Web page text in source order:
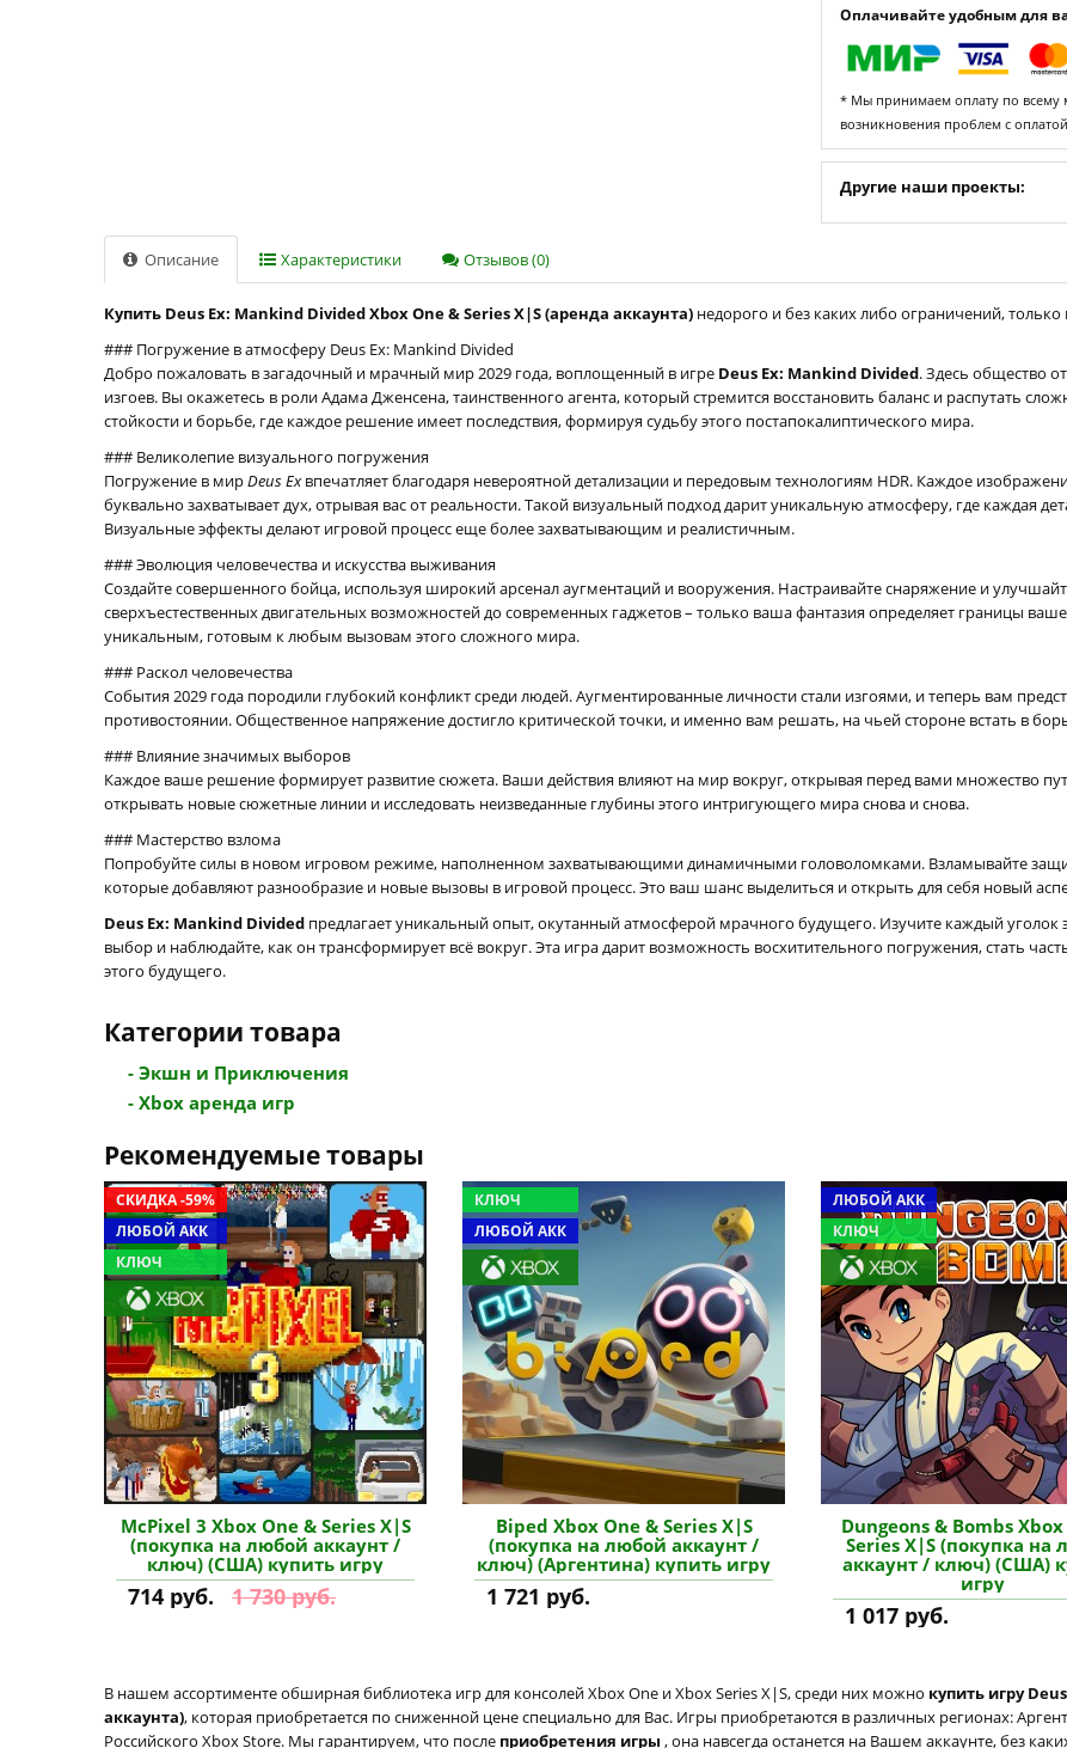
Оплачивайте удобным для
* Мы принимаем оплату по всему
возникновения проблем с
Другие наши проекты:
Описание Характеристики Отзывов (0)
Купить Deus Ex: Mankind Divided Xbox One & Series X|S (аренда аккаунта) недорого и без каких либо ограничений,
### Погружение в атмосферу Deus Ex: Mankind Divided
Добро пожаловать в загадочный и мрачный мир 2029 года, воплощенный в игре Deus Ex: Mankind Divided. Здесь общество
изгоев. Вы окажетесь в роли Адама Дженсена, таинственного агента, который стремится восстановить баланс и распутать
стойкости и борьбе, где каждое решение имеет последствия, формируя судьбу этого постапокалиптического мира.
### Великолепие визуального погружения
Погружение в мирDeus Exвпечатляет благодаря невероятной детализации и передовым технологиям HDR. Каждое
буквально захватывает дух, отрывая вас от реальности. Такой визуальный подход дарит уникальную атмосферу, где каждая
Визуальные эффекты делают игровой процесс еще более захватывающим и реалистичным.
### Эволюция человечества и искусства выживания
Создайте совершенного бойца, используя широкий арсенал аугментаций и вооружения. Настраивайте снаряжение и
сверхъестественных двигательных возможностей до современных гаджетов – только ваша фантазия определяет границы
уникальным, готовым к любым вызовам этого сложного мира.
### Раскол человечества
События 2029 года породили глубокий конфликт среди людей. Аугментированные личности стали изгоями, и теперь вам
противостоянии. Общественное напряжение достигло критической точки, и именно вам решать, на чьей стороне встать в
### Влияние значимых выборов
Каждое ваше решение формирует развитие сюжета. Ваши действия влияют на мир вокруг, открывая перед вами множество
открывать новые сюжетные линии и исследовать неизведанные глубины этого интригующего мира снова и снова.
### Мастерство взлома
Попробуйте силы в новом игровом режиме, наполненном захватывающими динамичными головоломками. Взламывайте
которые добавляют разнообразие и новые вызовы в игровой процесс. Это ваш шанс выделиться и открыть для себя новый
Deus Ex: Mankind Divided предлагает уникальный опыт, окутанный атмосферой мрачного будущего. Изучите каждый уголок
выбор и наблюдайте, как он трансформирует всё вокруг. Эта игра дарит возможность восхитительного погружения, стать
этого будущего.
Категории товара
- Экшн и Приключения
- Xbox аренда игр
Рекомендуемые товары
СКИДКА -59%
ЛЮБОЙ АКК
КЛЮЧ
McPixel 3 Xbox One & Series X|S
(покупка на любой аккаунт /
ключ) (США) купить игру
714 руб. 1 730 руб.
КЛЮЧ
ЛЮБОЙ АКК
Biped Xbox One & Series X|S
(покупка на любой аккаунт /
ключ) (Аргентина) купить игру
1 721 руб.
ЛЮБОЙ АКК
КЛЮЧ
Dungeons & Bombs
Series X|S (покупка на
аккаунт / ключ) (США)
игру
1 017 руб.
В нашем ассортименте обширная библиотека игр для консолей Xbox One и Xbox Series X|S, среди них можно купить игру
аккаунта), которая приобретается по сниженной цене специально для Вас. Игры приобретаются в различных регионах:
Российского Xbox Store. Мы гарантируем, что после приобретения игры , она навсегда останется на Вашем аккаунте, без